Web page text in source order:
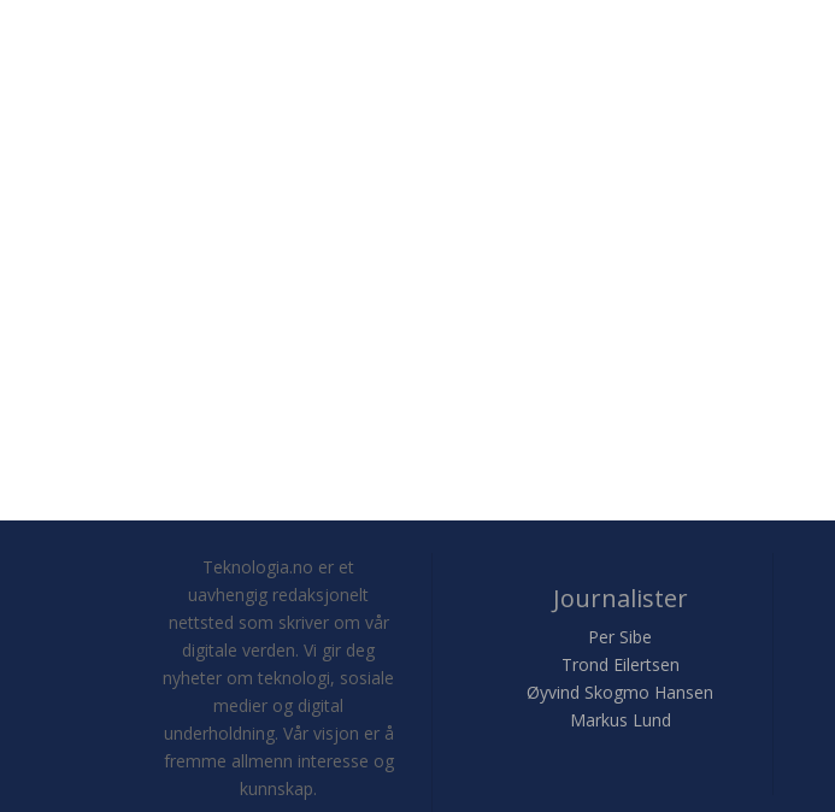
Teknologia.no er et
uavhengig redaksjonelt
nettsted som skriver om vår
digitale verden. Vi gir deg
nyheter om teknologi, sosiale
medier og digital
underholdning. Vår visjon er å
fremme allmenn interesse og
kunnskap.
Journalister
Per Sibe
Trond Eilertsen
Øyvind Skogmo Hansen
Markus Lund